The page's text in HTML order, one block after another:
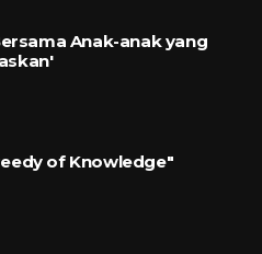
Anak-anak yang
of Knowledge"